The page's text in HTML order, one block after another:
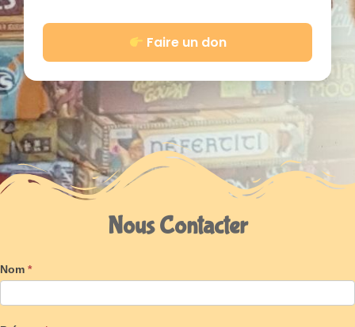
Faire un don
Nous Contacter
Nom *